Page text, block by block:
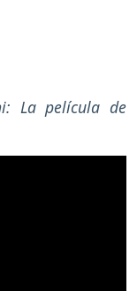
La película de